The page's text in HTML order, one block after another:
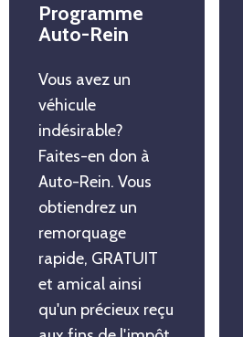
Programme
Auto-Rein
Vous avez un
véhicule
indésirable?
Faites-en don à
Auto-Rein. Vous
obtiendrez un
remorquage
rapide, GRATUIT
et amical ainsi
qu'un précieux reçu